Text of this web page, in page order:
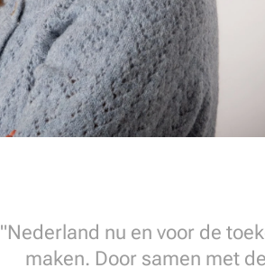
"Nederland nu en voor de
maken. Door samen met